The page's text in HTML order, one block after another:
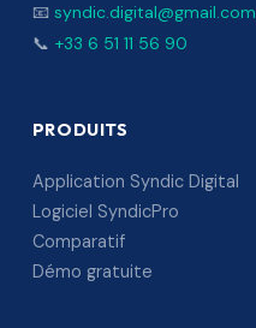
📧 syndic.digital@gmail.com
📞 +33 6 51 11 56 90
PRODUITS
Application Syndic Digital
Logiciel SyndicPro
Comparatif
Démo gratuite